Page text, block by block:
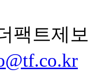
팩트제